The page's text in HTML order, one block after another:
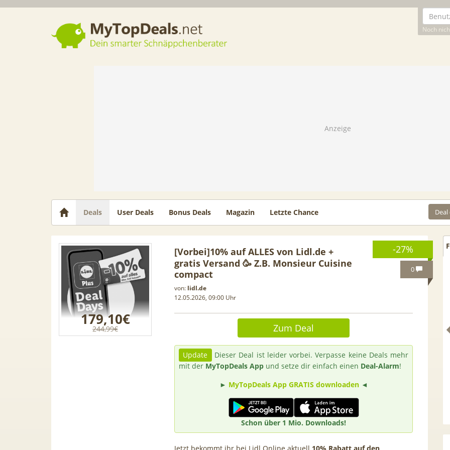
Noch
Dein smarter Schnäppchenberater
Deals User Deals Bonus Deals Magazin Letzte Chance
-27%
0
179,10€
244,99€
[Vorbei]10% auf ALLES von Lidl.de +
gratis Versand 🥳 Z.B. Monsieur Cuisine
compact
von: lidl.de
12.05.2026, 09:00 Uhr
Zum Deal
Update
Dieser Deal ist leider vorbei. Verpasse keine Deals mehr
mit der MyTopDeals App und setze dir einfach einen Deal-Alarm!
► MyTopDeals App GRATIS downloaden◄
Schon über 1 Mio. Downloads!
80GB für 29,99€ mit GigaKombi
[Eff. GRATIS!] 📲 Samsung
Galaxy S26 (256GB) für 169€ +
50GB 5G Otelo Vodafone Allnet
für 19,99€ + 50€ BONUS
50€ Wechselbonus! 🎉 50GB 5G
Vodafone Allnet für 7,99€ mtl.
| 0,00€ Anschlusskosten |
5,91€